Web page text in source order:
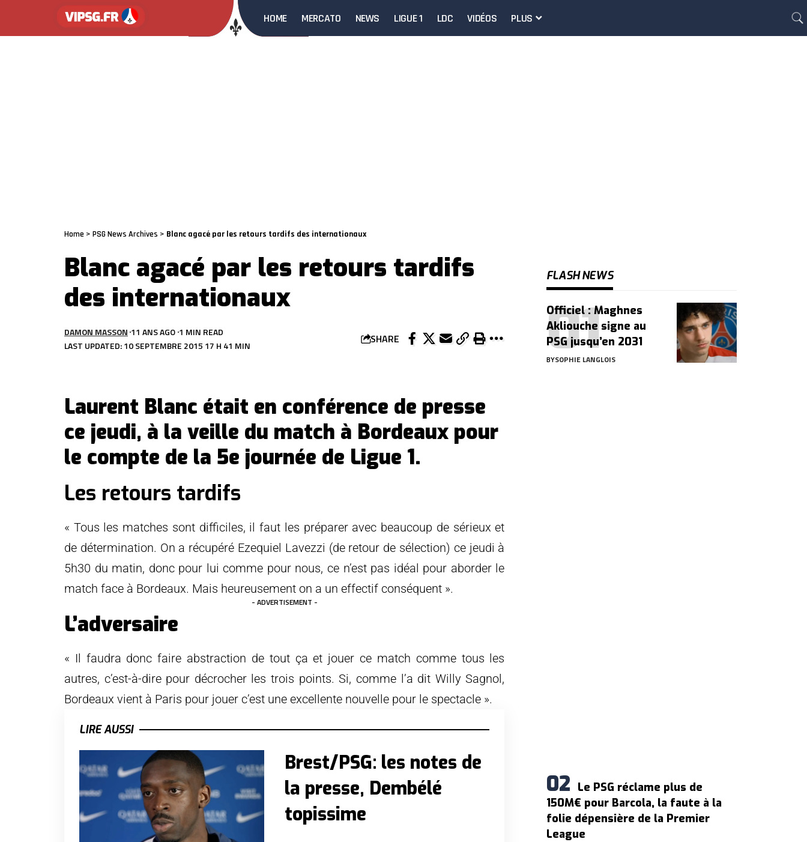
HOME MERCATO NEWS LIGUE 1 LDC VIDÉOS PLUS
Home > PSG News Archives > Blanc agacé par les retours tardifs des internationaux
Blanc agacé par les retours tardifs
des internationaux
LAST UPDATED: 10 SEPTEMBRE 2015 17 H 41 MIN
DAMON MASSON 11 ANS AGO 1 MIN READ SHARE
Laurent Blanc était en conférence de presse
ce jeudi, à la veille du match à Bordeaux pour
le compte de la 5e journée de Ligue 1.
Les retours tardifs
« Tous les matches sont difficiles, il faut les préparer avec beaucoup de sérieux et
de détermination. On a récupéré Ezequiel Lavezzi (de retour de sélection) ce jeudi à
5h30 du matin, donc pour lui comme pour nous, ce n’est pas idéal pour aborder le
match face à Bordeaux. Mais heureusement on a un effectif conséquent ».
- ADVERTISEMENT -
L’adversaire
« Il faudra donc faire abstraction de tout ça et jouer ce match comme tous les
autres, c’est-à-dire pour décrocher les trois points. Si, comme l’a dit Willy Sagnol,
Bordeaux vient à Paris pour jouer c’est une excellente nouvelle pour le spectacle ».
LIRE AUSSI
Brest/PSG: les notes de
la presse, Dembélé
topissime
FLASH NEWS
Officiel : Maghnes
Akliouche signe au
PSG jusqu’en 2031
BYSOPHIE LANGLOIS
Le PSG réclame plus de
150M€ pour Barcola, la faute à la
folie dépensière de la Premier
League